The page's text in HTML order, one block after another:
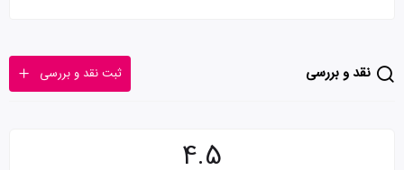
نقد و بررسی ثبت نقد و بررسی
4.5